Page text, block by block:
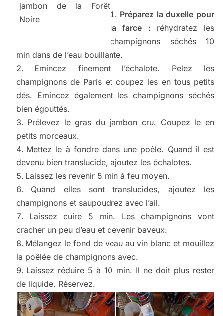
jambon de la Forêt
Noire
Préparez la duxelle pour
la farce : réhydratez les
champignons séchés 10
min dans de l’eau bouillante.
Emincez finement l’échalote. Pelez les
champignons de Paris et coupez les en tous petits
dés. Emincez également les champignons séchés
bien égouttés.
Prélevez le gras du jambon cru. Coupez le en
petits morceaux.
Mettez le à fondre dans une poêle. Quand il est
devenu bien translucide, ajoutez les échalotes.
Laissez les revenir 5 min à feu moyen.
Quand elles sont translucides, ajoutez les
champignons et saupoudrez avec l’ail.
Laissez cuire 5 min. Les champignons vont
cracher un peu d’eau et devenir baveux.
Mélangez le fond de veau au vin blanc et mouillez
la poêlée de champignons avec.
Laissez réduire 5 à 10 min. Il ne doit plus rester
de liquide. Réservez.